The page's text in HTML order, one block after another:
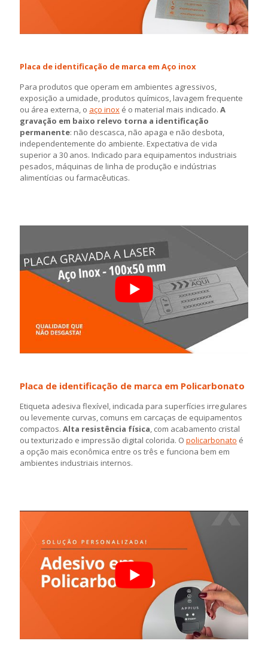
Placa de identificação de marca em Aço inox
Para produtos que operam em ambientes agressivos,
exposição a umidade, produtos químicos, lavagem frequente
ou área externa, o aço inox é o material mais indicado. A
gravação em baixo relevo torna a identificação
permanente: não descasca, não apaga e não desbota,
independentemente do ambiente. Expectativa de vida
superior a 30 anos. Indicado para equipamentos industriais
pesados, máquinas de linha de produção e indústrias
alimentícias ou farmacêuticas.
Placa de identificação de marca em Policarbonato
Etiqueta adesiva flexível, indicada para superfícies irregulares
ou levemente curvas, comuns em carcaças de equipamentos
compactos. Alta resistência física, com acabamento cristal
ou texturizado e impressão digital colorida. O policarbonato é
a opção mais econômica entre os três e funciona bem em
ambientes industriais internos.